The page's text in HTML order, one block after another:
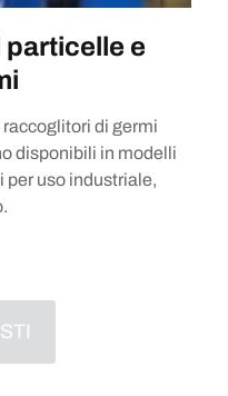
e
di germi
disponibili in modelli
per uso industriale,